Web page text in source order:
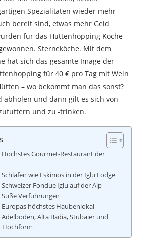
Spezialitäten wieder mehr
bereit sind, etwas mehr Geld
für das Hüttenhopping Köche
Sterneköche. Mit dem
hat sich das gesamte Image der
für 40 € pro Tag mit Wein
– wo bekommt man das sonst?
abholen und dann gilt es sich von
und zu -trinken.
Höchstes Gourmet-Restaurant der
wie Eskimos in der Iglu Lodge
Fondue Iglu auf der Alp
Verführungen
Europas höchstes Haubenlokal
Alta Badia, Stubaier und
Hochform